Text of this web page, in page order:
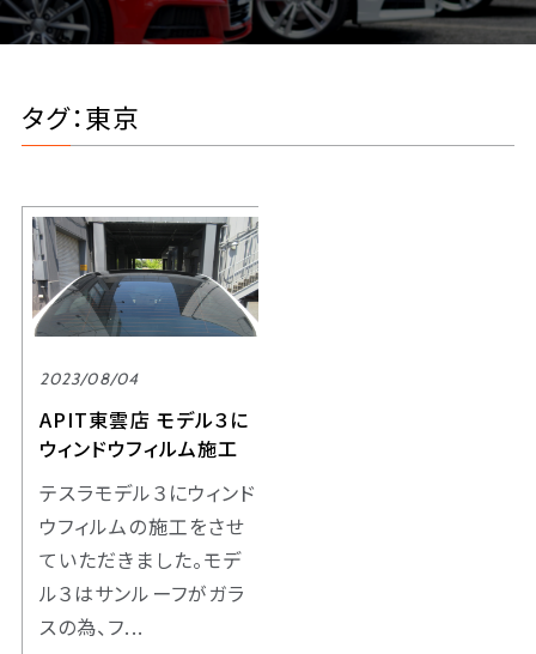
タグ：東京
2023/08/04
APIT東雲店 モデル３に
ウィンドウフィルム施工
テスラモデル３にウィンド
ウフィルムの施工をさせ
ていただきました。モデ
ル３はサンルーフがガラ
スの為、フ...